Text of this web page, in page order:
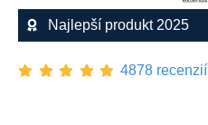
Najlepší produkt 2025
4878 recenzií